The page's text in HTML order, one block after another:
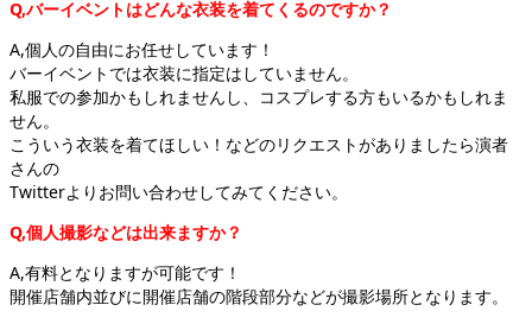
Q,バーイベントはどんな衣装を着てくるのですか？
A,個人の自由にお任せしています！
バーイベントでは衣装に指定はしていません。
私服での参加かもしれませんし、コスプレする方もいるかもしれま
せん。
こういう衣装を着てほしい！などのリクエストがありましたら演者
さんの
Twitterよりお問い合わせしてみてください。
Q,個人撮影などは出来ますか？
A,有料となりますが可能です！
開催店舗内並びに開催店舗の階段部分などが撮影場所となります。